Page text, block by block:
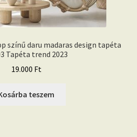
színű daru madaras design tapéta
Tapéta trend 2023
19.000 Ft
teszem